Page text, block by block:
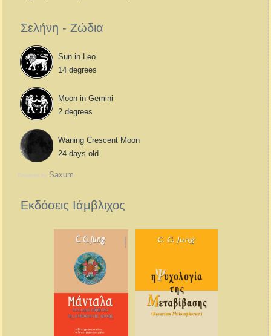
Σελήνη - Ζώδια
Sun in Leo
14 degrees
Moon in Gemini
2 degrees
Waning Crescent Moon
24 days old
Powered by Saxum
Εκδόσεις Ιάμβλιχος